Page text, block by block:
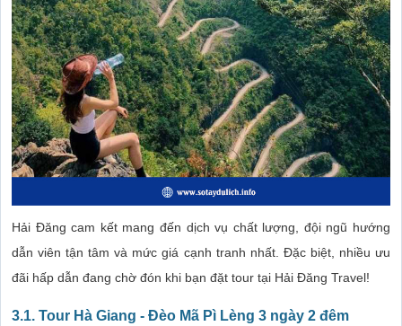
Hải Đăng cam kết mang đến dịch vụ chất lượng, đội ngũ hướng
dẫn viên tận tâm và mức giá cạnh tranh nhất. Đặc biệt, nhiều ưu
đãi hấp dẫn đang chờ đón khi bạn đặt tour tại Hải Đăng Travel!
3.1. Tour Hà Giang - Đèo Mã Pì Lèng 3 ngày 2 đêm